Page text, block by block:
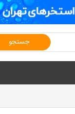
جستجو